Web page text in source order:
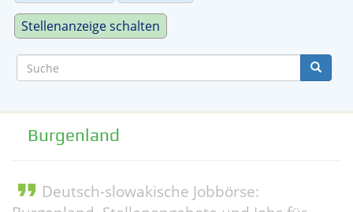
Stellenanzeige schalten
Burgenland
format_quote Deutsch-slowakische Jobbörse: